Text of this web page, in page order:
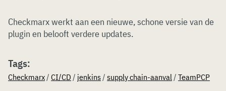
Checkmarx werkt aan een nieuwe, schone versie van de
plugin en belooft verdere updates.
Tags:
Checkmarx/ CI/CD / jenkins/ supply chain-aanval/ TeamPCP